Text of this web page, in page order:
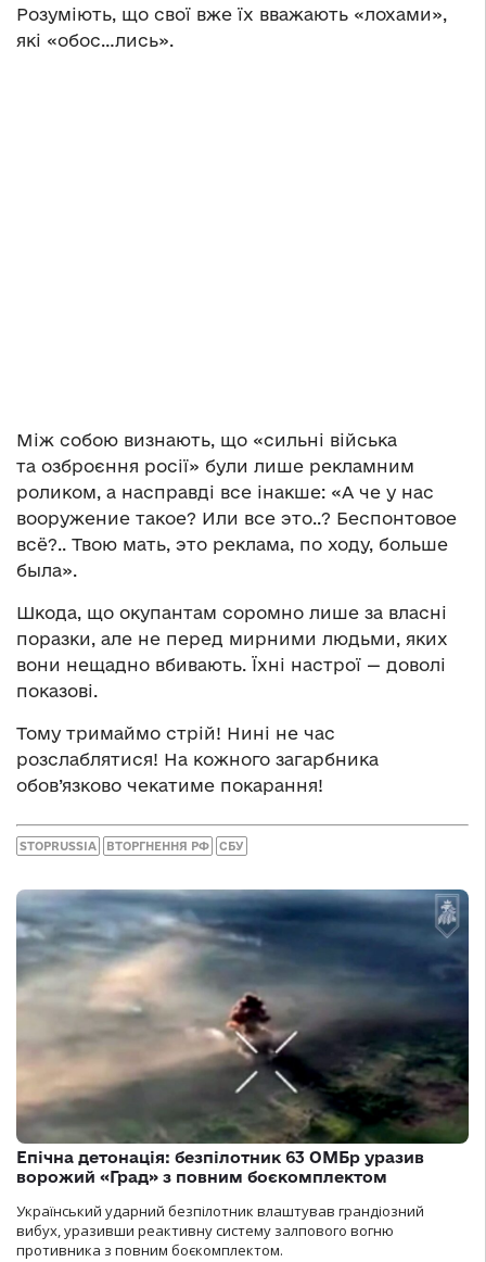
Розуміють, що свої вже їх вважають «лохами»,
які «обос…лись».
Між собою визнають, що «сильні війська
та озброєння росії» були лише рекламним
роликом, а насправді все інакше: «А че у нас
вооружение такое? Или все это..? Беспонтовое
всё?.. Твою мать, это реклама, по ходу, больше
была».
Шкода, що окупантам соромно лише за власні
поразки, але не перед мирними людьми, яких
вони нещадно вбивають. Їхні настрої — доволі
показові.
Тому тримаймо стрій! Нині не час
розслаблятися! На кожного загарбника
обов’язково чекатиме покарання!
STOPRUSSIA ВТОРГНЕННЯ РФ СБУ
Епічна детонація: безпілотник 63 ОМБр уразив
ворожий «Град» з повним боєкомплектом
Український ударний безпілотник влаштував грандіозний
вибух, уразивши реактивну систему залпового вогню
противника з повним боєкомплектом.